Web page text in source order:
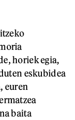
horiek egia,
eskubidea
euren
baita